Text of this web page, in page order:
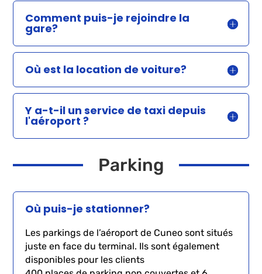
Comment puis-je rejoindre la
gare?
Où est la location de voiture?
Y a-t-il un service de taxi depuis
l'aéroport ?
Parking
Où puis-je stationner?
Les parkings de l’aéroport de Cuneo sont situés
juste en face du terminal. Ils sont également
disponibles pour les clients